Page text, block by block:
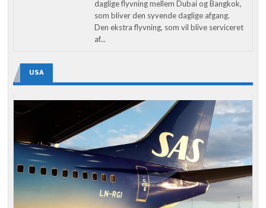
daglige flyvning mellem Dubai og Bangkok,
som bliver den syvende daglige afgang.
Den ekstra flyvning, som vil blive serviceret
af...
USA